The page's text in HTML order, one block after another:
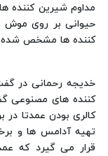
مداوم شیرین کننده
حیوانی بر روی موش
کننده ها مشخص
خدیجه رحمانی در
کننده های مصنوعی
کالری بودن عمدتا در
تهیه آدامس ها و
قرار می گیرد که